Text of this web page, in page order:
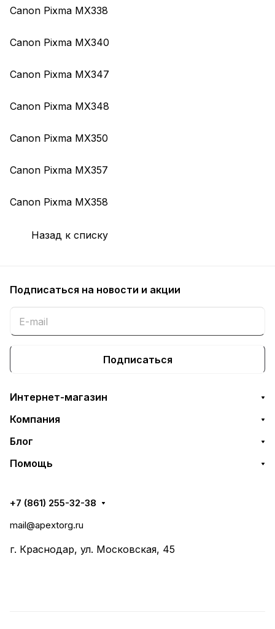
Canon Pixma MX338
Canon Pixma MX340
Canon Pixma MX347
Canon Pixma MX348
Canon Pixma MX350
Canon Pixma MX357
Canon Pixma MX358
Назад к списку
Подписаться на новости и акции
Подписаться
Интернет-магазин
Компания
Блог
Помощь
+7 (861) 255-32-38
mail@apextorg.ru
г. Краснодар, ул. Московская, 45